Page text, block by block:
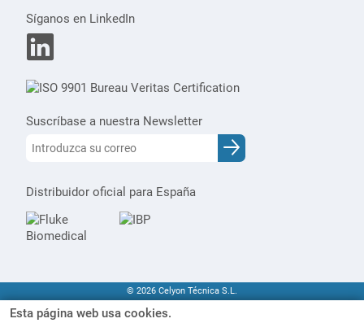
Síganos en LinkedIn
Suscríbase a nuestra Newsletter
Distribuidor oficial para España
© 2026 Celyon Técnica S.L.
Esta página web usa cookies.